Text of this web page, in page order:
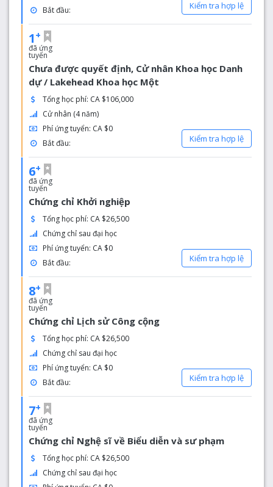
Bắt đầu:
Kiểm tra hợp lệ
1 +
đã ứng
tuyển
Chưa được quyết định, Cử nhân Khoa học Danh
dự / Lakehead Khoa học Một
Tổng học phí: CA $106,000
Cử nhân (4 năm)
Phí ứng tuyển: CA $0
Bắt đầu:
Kiểm tra hợp lệ
6+
đã ứng
tuyển
Chứng chỉ Khởi nghiệp
Tổng học phí: CA $26,500
Chứng chỉ sau đại học
Phí ứng tuyển: CA $0
Bắt đầu:
Kiểm tra hợp lệ
8+
đã ứng
tuyển
Chứng chỉ Lịch sử Công cộng
Tổng học phí: CA $26,500
Chứng chỉ sau đại học
Phí ứng tuyển: CA $0
Bắt đầu:
Kiểm tra hợp lệ
7+
đã ứng
tuyển
Chứng chỉ Nghệ sĩ về Biểu diễn và sư phạm
Tổng học phí: CA $26,500
Chứng chỉ sau đại học